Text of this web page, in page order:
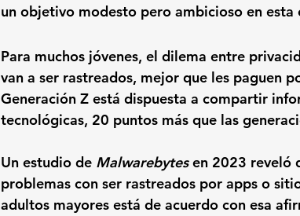
un objetivo modesto pero ambicioso en esta
Para muchos jóvenes, el dilema entre
van a ser rastreados, mejor que les paguen
Generación Z está dispuesta a compartir
tecnológicas, 20 puntos más que las
Un estudio de Malwarebytes en 2023 reveló
problemas con ser rastreados por apps o
adultos mayores está de acuerdo con esa